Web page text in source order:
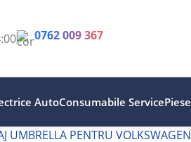
0762 009 367
AutoConsumabile Service